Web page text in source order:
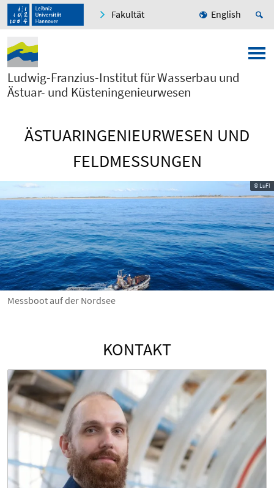
Fakultät English
Ludwig-Franzius-Institut für Wasserbau und
Ästuar- und Küsteningenieurwesen
ÄSTUARINGENIEURWESEN UND
FELDMESSUNGEN
© LuFI
Messboot auf der Nordsee
KONTAKT